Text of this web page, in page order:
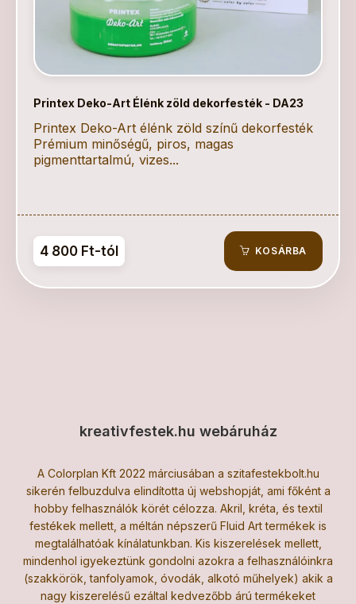
Printex Deko-Art Élénk zöld dekorfesték - DA23
Printex Deko-Art élénk zöld színű dekorfesték
Prémium minőségű, piros, magas
pigmenttartalmú, vizes...
4 800 Ft-tól KOSÁRBA
kreativfestek.hu webáruház
A Colorplan Kft 2022 márciusában a szitafestekbolt.hu
sikerén felbuzdulva elindította új webshopját, ami főként a
hobby felhasználók körét célozza. Akril, kréta, és textil
festékek mellett, a méltán népszerű Fluid Art termékek is
megtalálhatóak kínálatunkban. Kis kiszerelések mellett,
mindenhol igyekeztünk gondolni azokra a felhasználóinkra
(szakkörök, tanfolyamok, óvodák, alkotó műhelyek) akik a
nagy kiszerelésű ezáltal kedvezőbb árú termékeket